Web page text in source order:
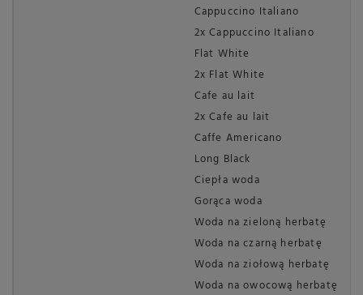
Cappuccino Italiano
2x Cappuccino Italiano
Flat White
2x Flat White
Cafe au lait
2x Cafe au lait
Caffe Americano
Long Black
Ciepła woda
Gorąca woda
Woda na zieloną herbatę
Woda na czarną herbatę
Woda na ziołową herbatę
Woda na owocową herbatę